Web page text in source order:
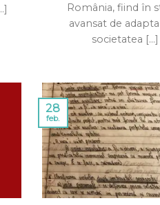
România, fiind în
avansat de
societatea [...]
28
feb.